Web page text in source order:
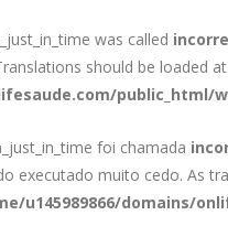
was called
should be loaded
public_html/
foi chamada
executado muito cedo. As
u145989866/domains/